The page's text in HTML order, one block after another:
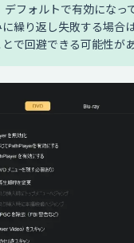
フォルトで有効になっ
に繰り返し失敗する場合
で回避できる可能性があ